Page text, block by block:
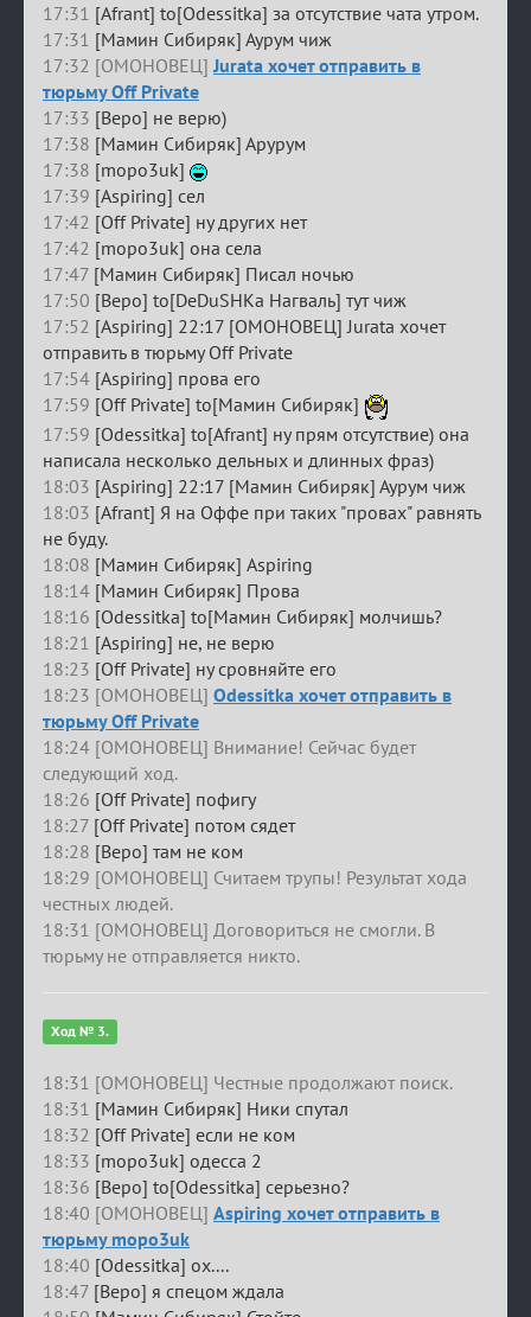
17:31 [Afrant] to[Odessitka] за отсутствие чата утром.
17:31 [Мамин Сибиряк] Аурум чиж
17:32 [ОМОНОВЕЦ]Jurata хочет отправить в
тюрьму Off Private
17:33 [Веро] не верю)
17:38 [Мамин Сибиряк] Арурум
17:38 [mopo3uk]
17:39 [Aspiring] сел
17:42 [Off Private] ну других нет
17:42 [mopo3uk] она села
17:47 [Мамин Сибиряк] Писал ночью
17:50 [Веро] to[DeDuSHKa Нагваль] тут чиж
17:52 [Aspiring] 22:17 [ОМОНОВЕЦ] Jurata хочет
отправить в тюрьму Off Private
17:54 [Aspiring] прова его
17:59 [Off Private] to[Мамин Сибиряк]
17:59 [Odessitka] to[Afrant] ну прям отсутствие) она
написала несколько дельных и длинных фраз)
18:03 [Aspiring] 22:17 [Мамин Сибиряк] Аурум чиж
18:03 [Afrant] Я на Оффе при таких "провах" равнять
не буду.
18:08 [Мамин Сибиряк] Aspiring
18:14 [Мамин Сибиряк] Прова
18:16 [Odessitka] to[Мамин Сибиряк] молчишь?
18:21 [Aspiring] не, не верю
18:23 [Off Private] ну сровняйте его
18:23 [ОМОНОВЕЦ] Odessitka хочет отправить в
тюрьму Off Private
18:24 [ОМОНОВЕЦ] Внимание! Сейчас будет
следующий ход.
18:26 [Off Private] пофигу
18:27 [Off Private] потом сядет
18:28 [Веро] там не ком
18:29 [ОМОНОВЕЦ] Считаем трупы! Результат хода
честных людей.
18:31 [ОМОНОВЕЦ] Договориться не смогли. В
тюрьму не отправляется никто.
Ход № 3.
18:31 [ОМОНОВЕЦ] Честные продолжают поиск.
18:31 [Мамин Сибиряк] Ники спутал
18:32 [Off Private] если не ком
18:33 [mopo3uk] одесса 2
18:36 [Веро] to[Odessitka] серьезно?
18:40 [ОМОНОВЕЦ] Aspiring хочет отправить в
тюрьму mopo3uk
18:40 [Odessitka] ох....
18:47 [Веро] я спецом ждала